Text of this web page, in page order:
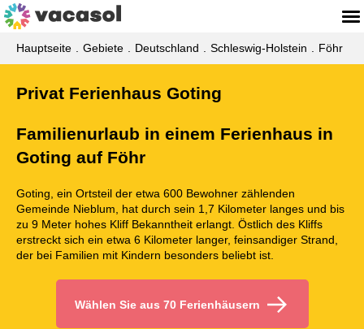
Hauptseite Gebiete Deutschland Schleswig-Holstein Föhr
Privat Ferienhaus Goting
Familienurlaub in einem Ferienhaus in
Goting auf Föhr
Goting, ein Ortsteil der etwa 600 Bewohner zählenden
Gemeinde Nieblum, hat durch sein 1,7 Kilometer langes und bis
zu 9 Meter hohes Kliff Bekanntheit erlangt. Östlich des Kliffs
erstreckt sich ein etwa 6 Kilometer langer, feinsandiger Strand,
der bei Familien mit Kindern besonders beliebt ist.
Wählen Sie aus 70 Ferienhäusern